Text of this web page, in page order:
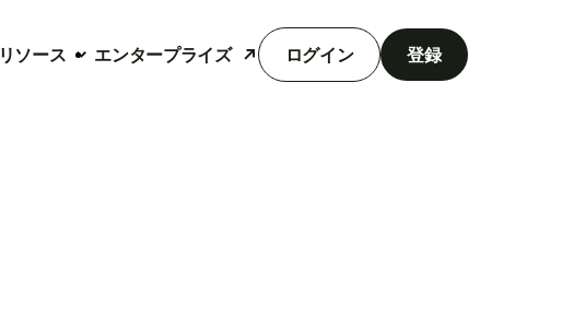
リソース エンタープライズ ログイン 登録